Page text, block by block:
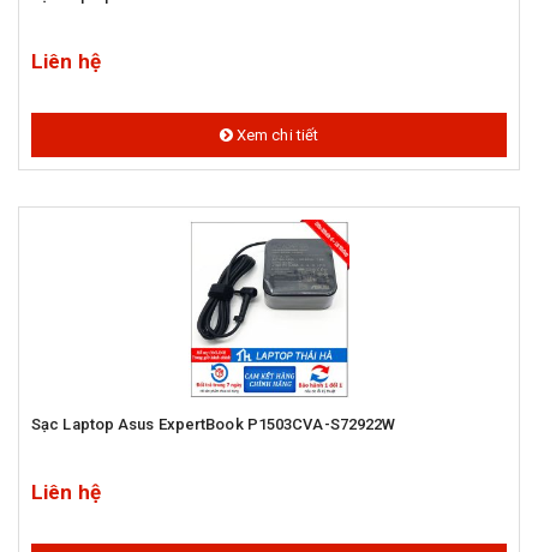
Liên hệ
Xem chi tiết
Sạc Laptop Asus ExpertBook P1503CVA-S72922W
Liên hệ